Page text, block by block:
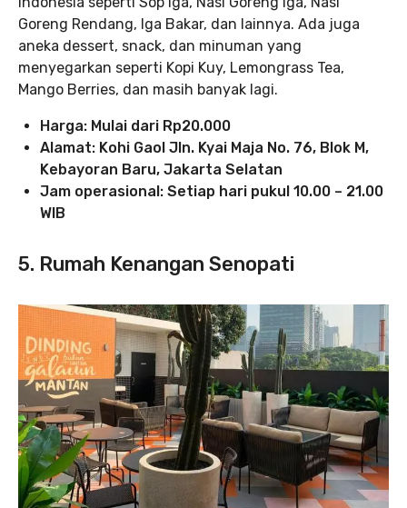
Goreng Rendang, Iga Bakar, dan lainnya. Ada juga
aneka dessert, snack, dan minuman yang
menyegarkan seperti Kopi Kuy, Lemongrass Tea,
Mango Berries, dan masih banyak lagi.
Harga: Mulai dari Rp20.000
Alamat: Kohi Gaol Jln. Kyai Maja No. 76, Blok M,
Kebayoran Baru, Jakarta Selatan
Jam operasional: Setiap hari pukul 10.00 – 21.00
WIB
5. Rumah Kenangan Senopati